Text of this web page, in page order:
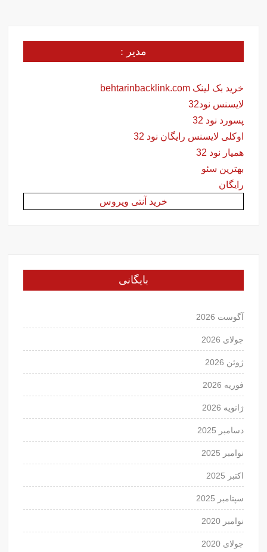
مدیر :
خرید بک لینک behtarinbacklink.com
لایسنس نود32
پسورد نود 32
اوکلی لایسنس رایگان نود 32
همیار نود 32
بهترین سئو
رایگان
خرید آنتی ویروس
بایگانی
آگوست 2026
جولای 2026
ژوئن 2026
فوریه 2026
ژانویه 2026
دسامبر 2025
نوامبر 2025
اکتبر 2025
سپتامبر 2025
نوامبر 2020
جولای 2020